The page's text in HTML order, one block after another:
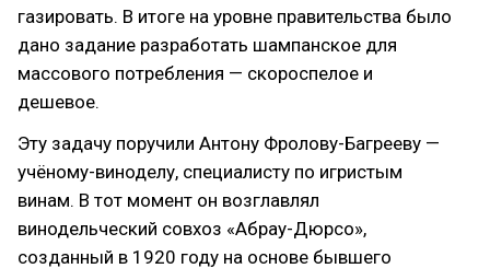
газировать. В итоге на уровне правительства было
дано задание разработать шампанское для
массового потребления — скороспелое и
дешевое.
Эту задачу поручили Антону Фролову-Багрееву —
учёному-виноделу, специалисту по игристым
винам. В тот момент он возглавлял
винодельческий совхоз «Абрау-Дюрсо»,
созданный в 1920 году на основе бывшего